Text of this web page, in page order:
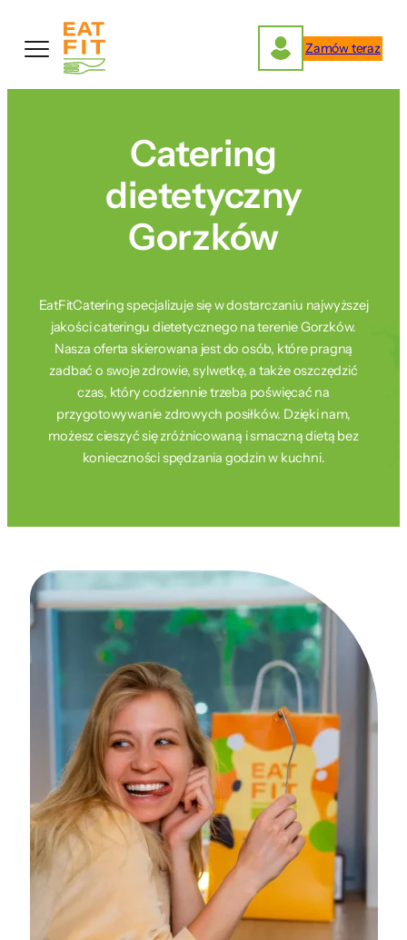
treści
Zamów teraz
Catering
dietetyczny
Gorzków
EatFitCatering specjalizuje się w dostarczaniu najwyższej
jakości cateringu dietetycznego na terenie Gorzków.
Nasza oferta skierowana jest do osób, które pragną
zadbać o swoje zdrowie, sylwetkę, a także oszczędzić
czas, który codziennie trzeba poświęcać na
przygotowywanie zdrowych posiłków. Dzięki nam,
możesz cieszyć się zróżnicowaną i smaczną dietą bez
konieczności spędzania godzin w kuchni.